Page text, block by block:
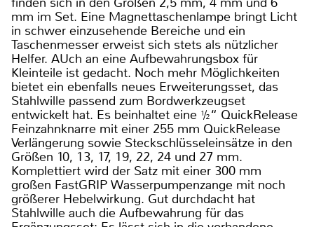
mm im Set. Eine Magnettaschenlampe bringt Licht
in schwer einzusehende Bereiche und ein
Taschenmesser erweist sich stets als nützlicher
Helfer. AUch an eine Aufbewahrungsbox für
Kleinteile ist gedacht. Noch mehr Möglichkeiten
bietet ein ebenfalls neues Erweiterungsset, das
Stahlwille passend zum Bordwerkzeugset
entwickelt hat. Es beinhaltet eine ½“ QuickRelease
Feinzahnknarre mit einer 255 mm QuickRelease
Verlängerung sowie Steckschlüsseleinsätze in den
Größen 10, 13, 17, 19, 22, 24 und 27 mm.
Komplettiert wird der Satz mit einer 300 mm
großen FastGRIP Wasserpumpenzange mit noch
größerer Hebelwirkung. Gut durchdacht hat
Stahlwille auch die Aufbewahrung für das